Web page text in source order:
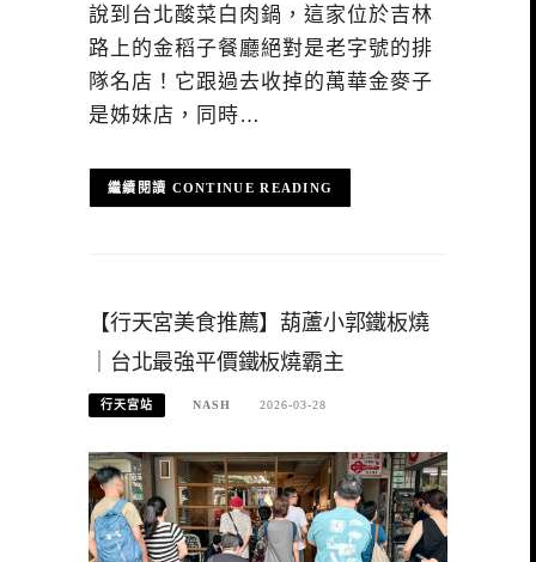
說到台北酸菜白肉鍋，這家位於吉林
路上的金稻子餐廳絕對是老字號的排
隊名店！它跟過去收掉的萬華金麥子
是姊妹店，同時…
CONTINUE READING
【行天宮美食推薦】葫蘆小郭鐵板燒
｜台北最強平價鐵板燒霸主
行天宮站 NASH 2026-03-28